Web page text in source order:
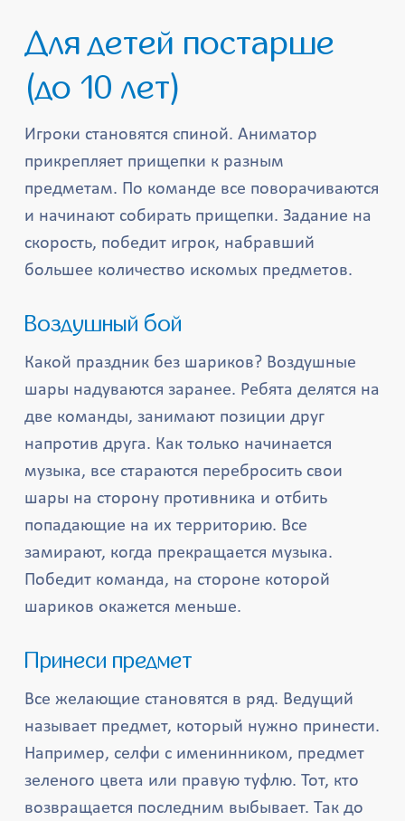
Для детей постарше
(до 10 лет)
Игроки становятся спиной. Аниматор
прикрепляет прищепки к разным
предметам. По команде все поворачиваются
и начинают собирать прищепки. Задание на
скорость, победит игрок, набравший
большее количество искомых предметов.
Воздушный бой
Какой праздник без шариков? Воздушные
шары надуваются заранее. Ребята делятся на
две команды, занимают позиции друг
напротив друга. Как только начинается
музыка, все стараются перебросить свои
шары на сторону противника и отбить
попадающие на их территорию. Все
замирают, когда прекращается музыка.
Победит команда, на стороне которой
шариков окажется меньше.
Принеси предмет
Все желающие становятся в ряд. Ведущий
называет предмет, который нужно принести.
Например, селфи с именинником, предмет
зеленого цвета или правую туфлю. Тот, кто
возвращается последним выбывает. Так до